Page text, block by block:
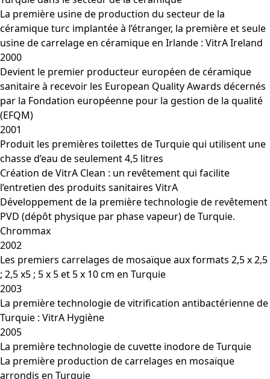
La première usine de production du secteur de la
céramique turc implantée à l’étranger, la première et seule
usine de carrelage en céramique en Irlande : VitrA Ireland
2000
Devient le premier producteur européen de céramique
sanitaire à recevoir les European Quality Awards décernés
par la Fondation européenne pour la gestion de la qualité
(EFQM)
2001
Produit les premières toilettes de Turquie qui utilisent une
chasse d’eau de seulement 4,5 litres
Création de VitrA Clean : un revêtement qui facilite
l’entretien des produits sanitaires VitrA
Développement de la première technologie de revêtement
PVD (dépôt physique par phase vapeur) de Turquie.
Chrommax
2002
Les premiers carrelages de mosaïque aux formats 2,5 x 2,5
; 2,5 x5 ; 5 x 5 et 5 x 10 cm en Turquie
2003
La première technologie de vitrification antibactérienne de
Turquie : VitrA Hygiène
2005
La première technologie de cuvette inodore de Turquie
La première production de carrelages en mosaïque
arrondis en Turquie